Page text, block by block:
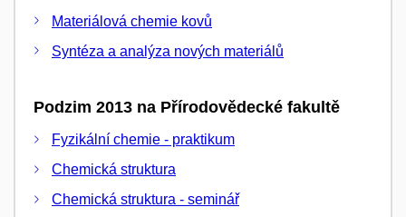
Materiálová chemie kovů
Syntéza a analýza nových materiálů
Podzim 2013 na Přírodovědecké fakultě
Fyzikální chemie - praktikum
Chemická struktura
Chemická struktura - seminář